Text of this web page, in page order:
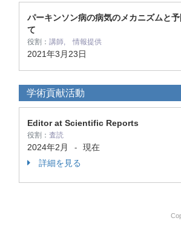
パーキンソン病の病気のメカニズムと
て
役割： 講師, 情報提供
2021年3月23日
学術貢献活動
Editor at Scientific Reports
役割： 査読
2024年2月 -
現在
詳細を見る